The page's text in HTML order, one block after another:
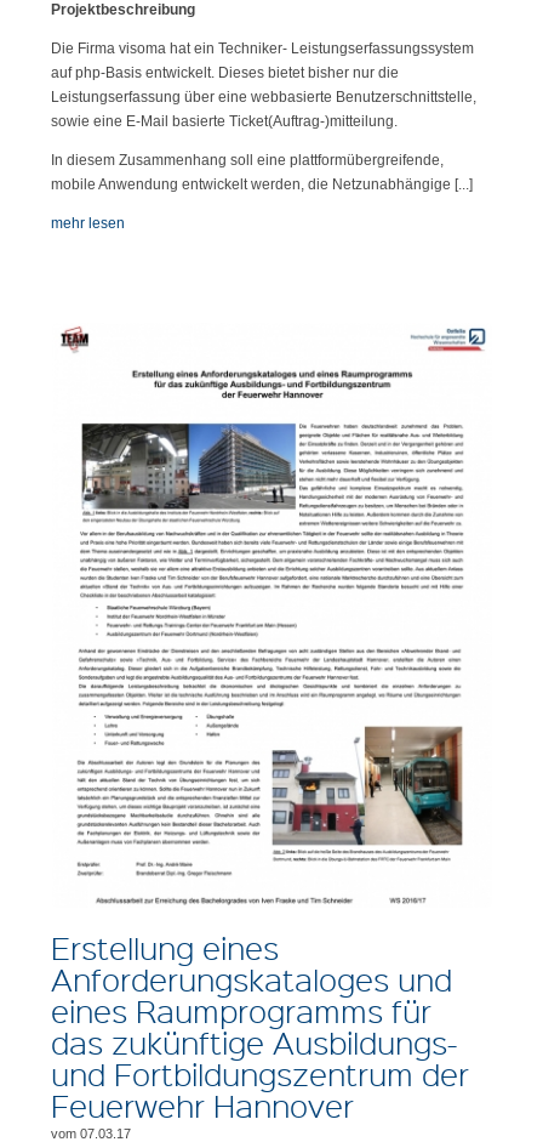
Projektbeschreibung
Die Firma visoma hat ein Techniker- Leistungserfassungssystem
auf php-Basis entwickelt. Dieses bietet bisher nur die
Leistungserfassung über eine webbasierte Benutzerschnittstelle,
sowie eine E-Mail basierte Ticket(Auftrag-)mitteilung.
In diesem Zusammenhang soll eine plattformübergreifende,
mobile Anwendung entwickelt werden, die Netzunabhängige [...]
mehr lesen
Erstellung eines
Anforderungskataloges und
eines Raumprogramms für
das zukünftige Ausbildungs-
und Fortbildungszentrum der
Feuerwehr Hannover
vom 07.03.17